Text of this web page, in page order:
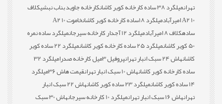
تهرانمیلگرد 38 ساده کارخانه کویر کاشان کارخانه جاوید بناب نبشیکلاف
10 A2 امیرآباد
میلگرد 18ساده کارخانه کویر کاشان
خاموت 10 A2
سادهکلاف 8 امیرآباد میلگرد 12 آجدار کارخانه سیرجان
میلگرد ساده نمره
50 کویر کاشان
میلگرد 25 ساده کارخانه کویر کاشان
میلگرد 22 ساده کویر
کاشانهاش 24 سبک انبار تهران پروفیل 3میل کارخانه صدرا
میلگرد 32
ساده کارخانه کویر کاشانهاش 10 سبک انبار تهران قیمت هاش 36
میلگرد
14 ساده کویر کاشان
میلگرد 23 ساده کویر کاشان
هاش 22 سبک انبار
تهرانهاش 16 سبک انبار تهران میلگرد 10 کارخانه سیرجان
هاش 30 سبک